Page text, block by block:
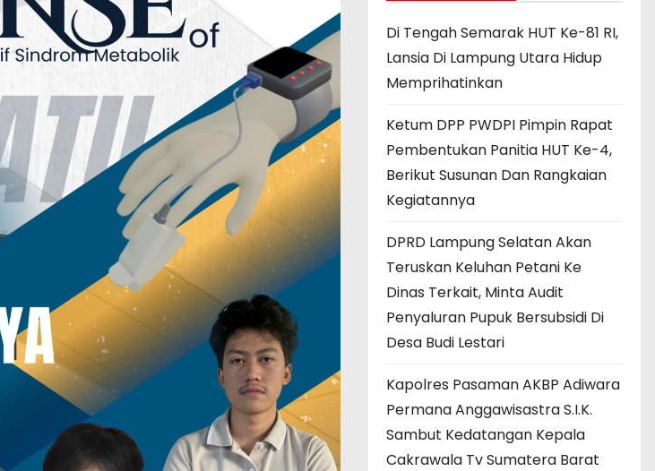
Di Tengah Semarak HUT Ke-81 RI,
Lansia Di Lampung Utara Hidup
Memprihatinkan
Ketum DPP PWDPI Pimpin Rapat
Pembentukan Panitia HUT Ke-4,
Berikut Susunan Dan Rangkaian
Kegiatannya
DPRD Lampung Selatan Akan
Teruskan Keluhan Petani Ke
Dinas Terkait, Minta Audit
Penyaluran Pupuk Bersubsidi Di
Desa Budi Lestari
Kapolres Pasaman AKBP Adiwara
Permana Anggawisastra S.I.K.
Sambut Kedatangan Kepala
Cakrawala Tv Sumatera Barat